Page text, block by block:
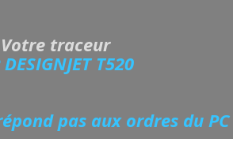
Votre traceur
DESIGNJET T520
pas aux ordres du PC